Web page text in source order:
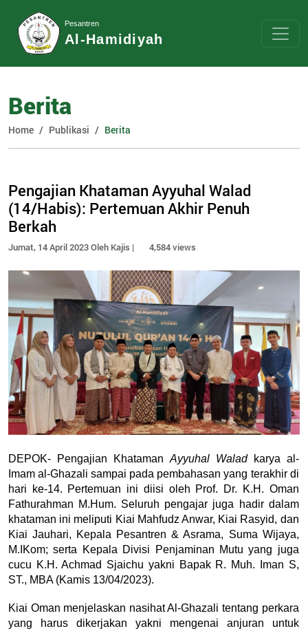
Pesantren
Al-Hamidiyah
Berita
Home Publikasi Berita
Pengajian Khataman Ayyuhal Walad
(14/Habis): Pertemuan Akhir Penuh
Berkah
Jumat, 14 April 2023 Oleh Kajis | 4,584 views
DEPOK- Pengajian Khataman Ayyuhal Walad karya al-
Imam al-Ghazali sampai pada pembahasan yang terakhir di
hari ke-14. Pertemuan ini diisi oleh Prof. Dr. K.H. Oman
Fathurahman M.Hum. Seluruh pengajar juga hadir dalam
khataman ini meliputi Kiai Mahfudz Anwar, Kiai Rasyid, dan
Kiai Jauhari, Kepala Pesantren & Asrama, Suma Wijaya,
M.IKom; serta Kepala Divisi Penjaminan Mutu yang juga
cucu K.H. Achmad Sjaichu yakni Bapak R. Muh. Iman S,
ST., MBA (Kamis 13/04/2023).
Kiai Oman menjelaskan nasihat Al-Ghazali tentang perkara
yang harus dikerjakan yakni mengenai anjuran untuk